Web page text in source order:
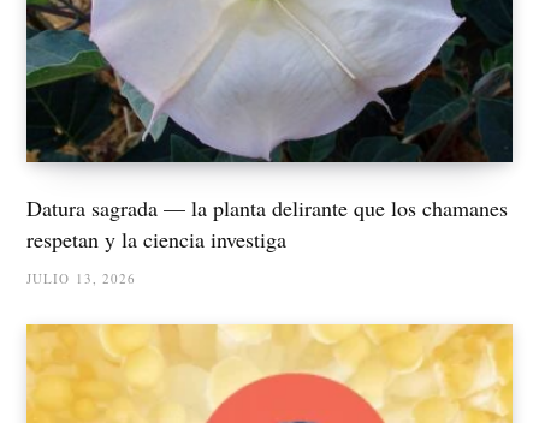
Datura sagrada — la planta delirante que los chamanes
respetan y la ciencia investiga
JULIO 13, 2026